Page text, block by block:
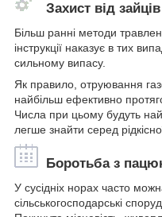
Захист від зайців
Більш ранні методи
інструкції наказує в тих
сильному випасу.
Як правило, отруювання
найбільш ефективно
Числа при цьому будуть
легше знайти серед
Боротьба з
У сусідніх норах часто
сільськогосподарські